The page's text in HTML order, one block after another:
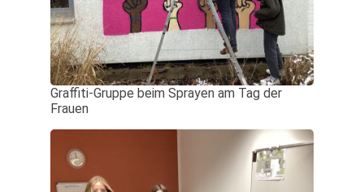
Graffiti-Gruppe beim Sprayen am Tag der
Frauen